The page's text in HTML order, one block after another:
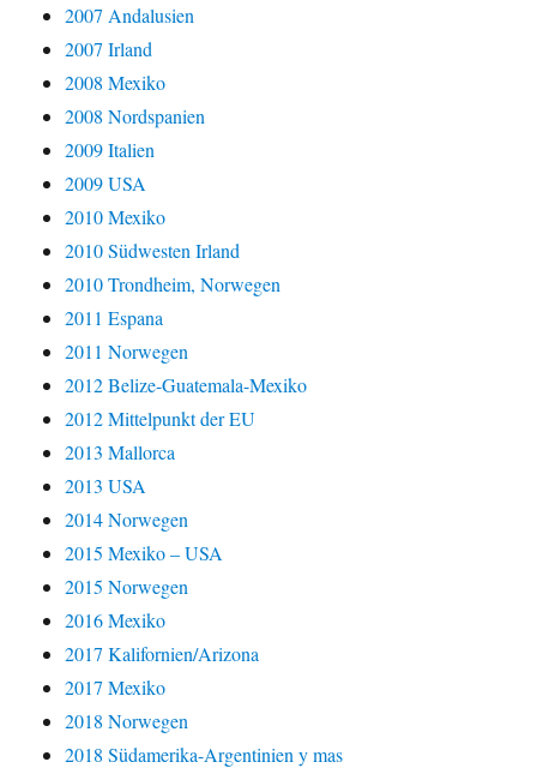
2007 Andalusien
2007 Irland
2008 Mexiko
2008 Nordspanien
2009 Italien
2009 USA
2010 Mexiko
2010 Südwesten Irland
2010 Trondheim, Norwegen
2011 Espana
2011 Norwegen
2012 Belize-Guatemala-Mexiko
2012 Mittelpunkt der EU
2013 Mallorca
2013 USA
2014 Norwegen
2015 Mexiko – USA
2015 Norwegen
2016 Mexiko
2017 Kalifornien/Arizona
2017 Mexiko
2018 Norwegen
2018 Südamerika-Argentinien y mas